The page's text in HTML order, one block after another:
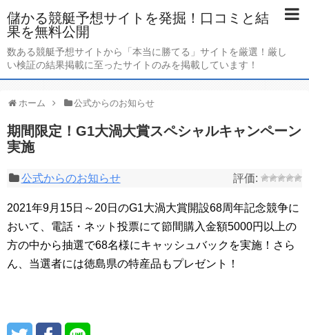
儲かる競艇予想サイトを発掘！口コミと結
果を無料公開
数ある競艇予想サイトから「本当に勝てる」サイトを厳選！厳し
い検証の結果掲載に至ったサイトのみを掲載しています！
ホーム 公式からのお知らせ
期間限定！G1大渦大賞スペシャルキャンペーン
実施
公式からのお知らせ
2021年9月15日～20日のG1大渦大賞開設68周年記念競争に
おいて、電話・ネット投票にて節間購入金額5000円以上の
方の中から抽選で68名様にキャッシュバックを実施！さら
ん、当選者には徳島県の特産品もプレゼント！